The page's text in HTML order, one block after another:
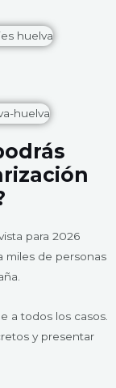
para 2026
miles de personas
a todos los casos.
y presentar